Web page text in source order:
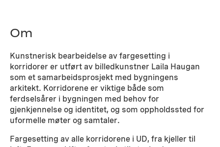
Om
Kunstnerisk bearbeidelse av fargesetting i
korridorer er utført av billedkunstner Laila Haugan
som et samarbeidsprosjekt med bygningens
arkitekt. Korridorene er viktige både som
ferdselsårer i bygningen med behov for
gjenkjennelse og identitet, og som oppholdssted for
uformelle møter og samtaler.
Fargesetting av alle korridorene i UD, fra kjeller til